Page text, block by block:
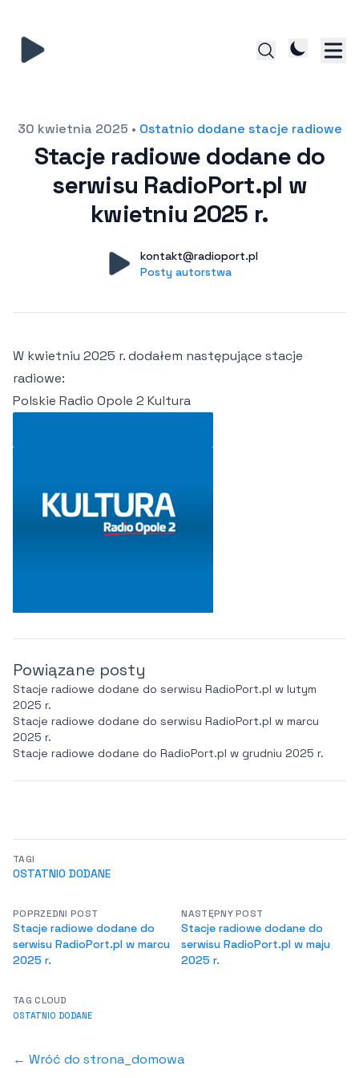
Opublikowano
30 kwietnia 2025 • Ostatnio dodane stacje radiowe
Stacje radiowe dodane do
serwisu RadioPort.pl w
kwietniu 2025 r.
Konto
kontakt@radioport.pl
Posty autorstwa
Posty autorstwa
W kwietniu 2025 r. dodałem następujące stacje
radiowe:
Polskie Radio Opole 2 Kultura
Powiązane posty
Stacje radiowe dodane do serwisu RadioPort.pl w lutym
2025 r.
Stacje radiowe dodane do serwisu RadioPort.pl w marcu
2025 r.
Stacje radiowe dodane do RadioPort.pl w grudniu 2025 r.
TAGI
OSTATNIO DODANE
POPRZEDNI POST
Stacje radiowe dodane do
serwisu RadioPort.pl w marcu
2025 r.
NASTĘPNY POST
Stacje radiowe dodane do
serwisu RadioPort.pl w maju
2025 r.
TAG CLOUD
OSTATNIO DODANE
← Wróć do strona_domowa